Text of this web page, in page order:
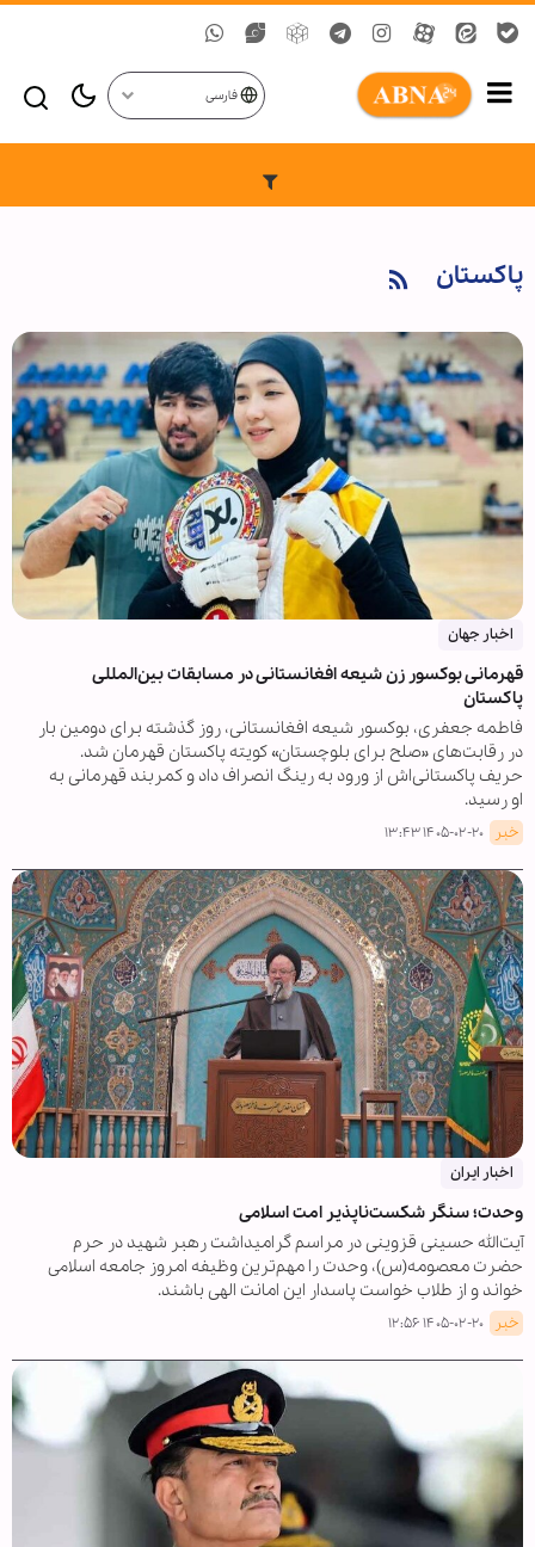
فارسی
پاکستان
اخبار جهان
قهرمانی بوکسور زن شیعه افغانستانی در مسابقات بین‌المللی
پاکستان
فاطمه جعفری، بوکسور شیعه افغانستانی، روز گذشته برای دومین بار
در رقابت‌های «صلح برای بلوچستان» کویته پاکستان قهرمان شد.
حریف پاکستانی‌اش از ورود به رینگ انصراف داد و کمربند قهرمانی به
او رسید.
خبر ۱۴۰۵-۰۲-۲۰ ۱۳:۴۳
اخبار ایران
وحدت؛ سنگر شکست‌ناپذیر امت اسلامی
آیت‌الله حسینی قزوینی در مراسم گرامیداشت رهبر شهید در حرم
حضرت معصومه(س)، وحدت را مهم‌ترین وظیفه امروز جامعه اسلامی
خواند و از طلاب خواست پاسدار این امانت الهی باشند.
خبر ۱۴۰۵-۰۲-۲۰ ۱۲:۵۶